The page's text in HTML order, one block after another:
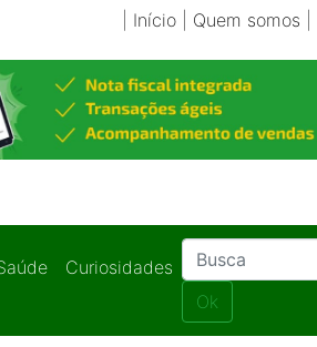
Início| Quem somos
Curiosidades
Ok